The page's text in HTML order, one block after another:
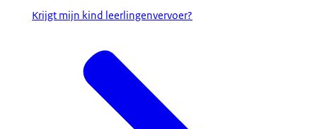
Krijgt mijn kind leerlingenvervoer?